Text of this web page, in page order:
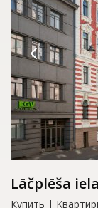
Lāčplēša
Купить |